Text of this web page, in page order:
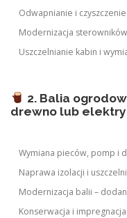
Odwapnianie i
Modernizacja
Uszczelnianie kabin i
2. Balia
drewno lub
Wymiana pieców, pomp i
Naprawa izolacji i
Modernizacja balii –
Konserwacja i